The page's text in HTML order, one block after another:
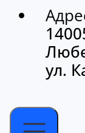
ул.